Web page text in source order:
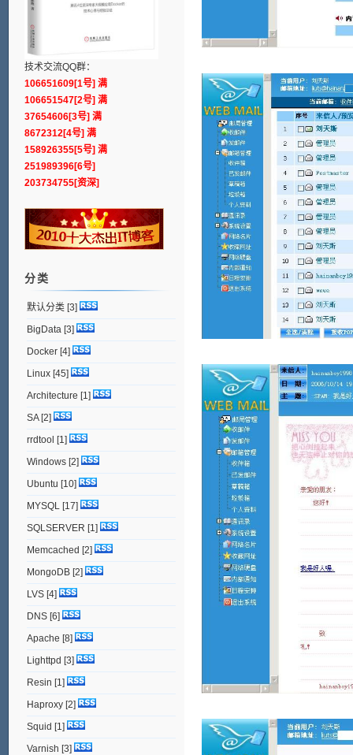
技术交流QQ群：
106651609[1号] 满
106651547[2号] 满
37654606[3号] 满
8672312[4号] 满
158926355[5号] 满
251989396[6号]
203734755[资深]
分类
默认分类[3]
BigData [3]
Docker[4]
Linux[45]
Architecture [1]
SA[2]
rrdtool [1]
Windows[2]
Ubuntu [10]
MYSQL [17]
SQLSERVER [1]
Memcached [2]
MongoDB[2]
LVS[4]
DNS[6]
Apache [8]
Lighttpd [3]
Resin [1]
Haproxy[2]
Squid [1]
Varnish [3]